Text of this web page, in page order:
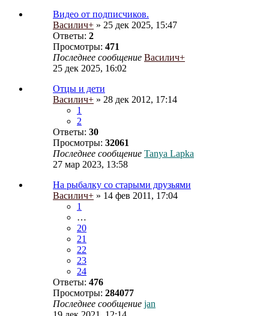
Видео от подписчиков.
Василич+ » 25 дек 2025, 15:47
Ответы: 2
Просмотры: 471
Последнее сообщение Василич+
25 дек 2025, 16:02
Отцы и дети
Василич+ » 28 дек 2012, 17:14
1
2
Ответы: 30
Просмотры: 32061
Последнее сообщение Tanya Lapka
27 мар 2023, 13:58
На рыбалку со старыми друзьями
Василич+ » 14 фев 2011, 17:04
1
…
20
21
22
23
24
Ответы: 476
Просмотры: 284077
Последнее сообщение jan